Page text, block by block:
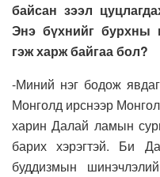
байсан зээл
Энэ бүхнийг
гэж харж байгаа бол?
-Миний нэг бодож
Монголд ирснээр
харин Далай ламын
барих хэрэгтэй. Би
буддизмын